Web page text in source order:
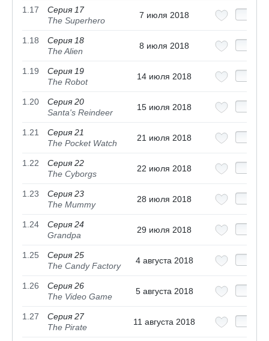
1.17
Серия 17
The Superhero
7 июля 2018
1.18
Серия 18
The Alien
8 июля 2018
1.19
Серия 19
The Robot
14 июля 2018
1.20
Серия 20
Santa's Reindeer
15 июля 2018
1.21
Серия 21
The Pocket Watch
21 июля 2018
1.22
Серия 22
The Cyborgs
22 июля 2018
1.23
Серия 23
The Mummy
28 июля 2018
1.24
Серия 24
Grandpa
29 июля 2018
1.25
Серия 25
The Candy Factory
4 августа 2018
1.26
Серия 26
The Video Game
5 августа 2018
1.27
Серия 27
The Pirate
11 августа 2018